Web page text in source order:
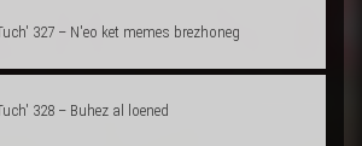
327 – N'eo ket memes brezhoneg
328 – Buhez al loened